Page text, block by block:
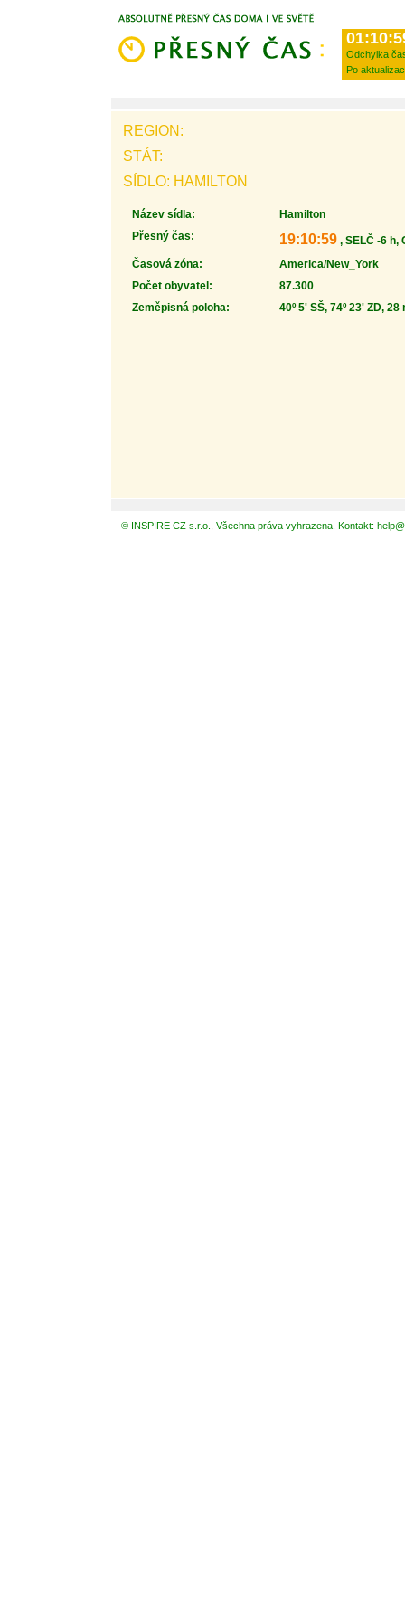
Odchylka
Po
REGION:
STÁT:
SÍDLO: HAMILTON
Název sídla:
Hamilton
Přesný čas:
19:10:59 , SELČ -6 h,
Časová zóna:
America/New_York
Počet obyvatel:
87.300
Zeměpisná poloha:
40º 5' SŠ, 74º 23' ZD, 28
© INSPIRE CZ s.r.o., Všechna práva vyhrazena. Kontakt: